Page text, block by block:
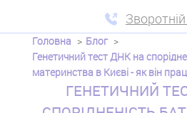
Головна
Блог
Генетичний тест ДНК на
материнства в Києві - як він
ГЕНЕТИЧНИЙ